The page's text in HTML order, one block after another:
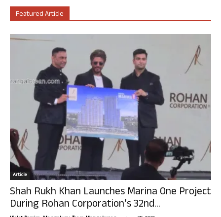
Featured Article
Article
Shah Rukh Khan Launches Marina One Project
During Rohan Corporation’s 32nd...